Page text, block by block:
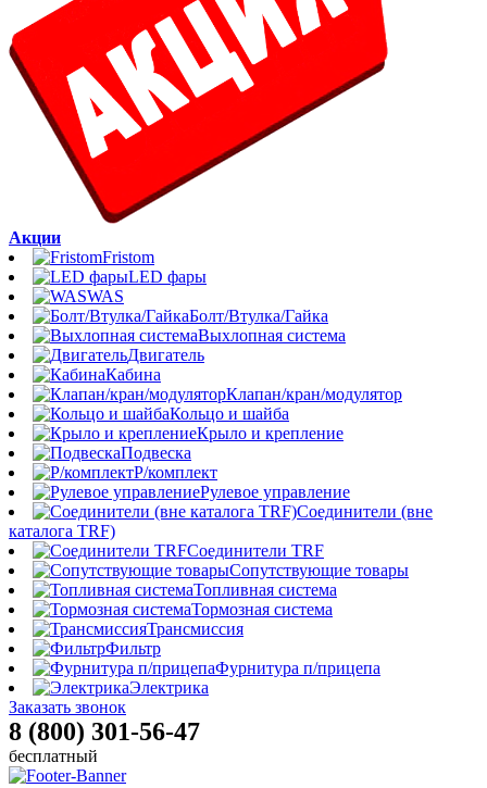
Акции
Fristom
LED фары
WAS
Болт/Втулка/Гайка
Выхлопная система
Двигатель
Кабина
Клапан/кран/модулятор
Кольцо и шайба
Крыло и крепление
Подвеска
Р/комплект
Рулевое управление
Соединители (вне
каталога TRF)
Соединители TRF
Сопутствующие товары
Топливная система
Тормозная система
Трансмиссия
Фильтр
Фурнитура п/прицепа
Электрика
Заказать звонок
8 (800) 301-56-47
бесплатный